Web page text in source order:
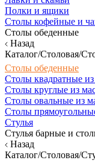
Полки и ящики
Столы кофейные и
Столы обеденные
Назад
Каталог/Столовая/
Столы обеденные
Столы квадратные из
Столы круглые из
Столы овальные из
Столы
Стулья
Стулья барные и
Назад
Каталог/Столовая/